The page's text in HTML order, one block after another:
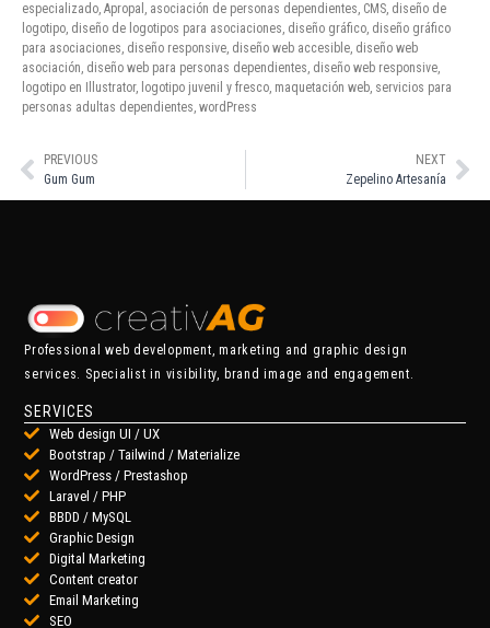
especializado, Apropal , asociación de personas dependientes, CMS, diseño de
logotipo, diseño de logotipos para asociaciones, diseño gráfico, diseño gráfico
para asociaciones, diseño responsive, diseño web accesible, diseño web
asociación, diseño web para personas dependientes, diseño web responsive,
logotipo en Illustrator, logotipo juvenil y fresco, maquetación web, servicios para
personas adultas dependientes, wordPress
PREVIOUS
Gum Gum
NEXT
Zepelino Artesanía
Professional web development, marketing and graphic design
services. Specialist in visibility, brand image and engagement.
SERVICES
Web design UI / UX
Bootstrap / Tailwind / Materialize
WordPress / Prestashop
Laravel / PHP
BBDD / MySQL
Graphic Design
Digital Marketing
Content creator
Email Marketing
SEO